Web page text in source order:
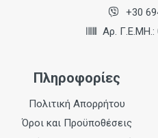
+30
Αρ. Γ.Ε.ΜΗ.:
Πληροφορίες
Πολιτική Απορρήτου
Όροι και Προϋποθέσεις